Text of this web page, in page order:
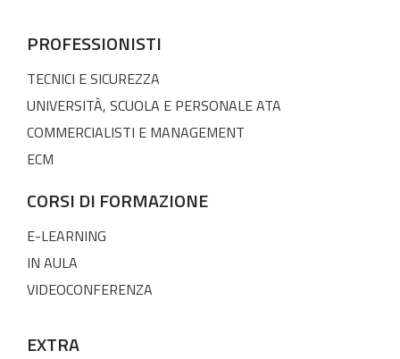
PROFESSIONISTI
TECNICI E SICUREZZA
UNIVERSITÀ, SCUOLA E PERSONALE ATA
COMMERCIALISTI E MANAGEMENT
ECM
CORSI DI FORMAZIONE
E-LEARNING
IN AULA
VIDEOCONFERENZA
EXTRA